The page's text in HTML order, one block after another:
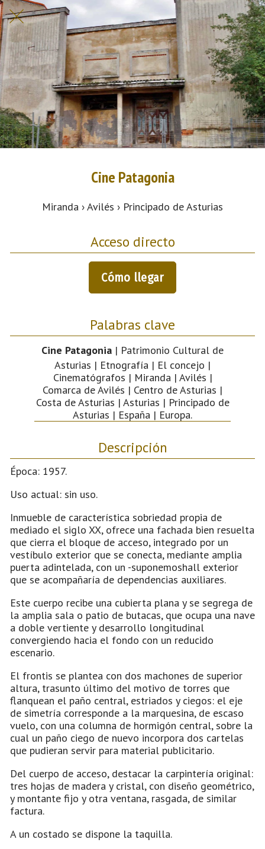
Cine Patagonia
Miranda › Avilés › Principado de Asturias
Acceso directo
Cómo llegar
Palabras clave
Cine Patagonia | Patrimonio Cultural de
Asturias | Etnografía | El concejo |
Cinematógrafos | Miranda | Avilés |
Comarca de Avilés | Centro de Asturias |
Costa de Asturias | Asturias | Principado de
Asturias | España | Europa.
Descripción
Época: 1957.
Uso actual: sin uso.
Inmueble de característica sobriedad propia de
mediado el siglo XX, ofrece una fachada bien resuelta
que cierra el bloque de acceso, integrado por un
vestíbulo exterior que se conecta, mediante amplia
puerta adintelada, con un -suponemoshall exterior
que se acompañaría de dependencias auxiliares.
Este cuerpo recibe una cubierta plana y se segrega de
la amplia sala o patio de butacas, que ocupa una nave
a doble vertiente y desarrollo longitudinal
convergiendo hacia el fondo con un reducido
escenario.
El frontis se plantea con dos machones de superior
altura, trasunto último del motivo de torres que
flanquean el paño central, estriados y ciegos: el eje
de simetría corresponde a la marquesina, de escaso
vuelo, con una columna de hormigón central, sobre la
cual un paño ciego de nuevo incorpora dos cartelas
que pudieran servir para material publicitario.
Del cuerpo de acceso, destacar la carpintería original:
tres hojas de madera y cristal, con diseño geométrico,
y montante fijo y otra ventana, rasgada, de similar
factura.
A un costado se dispone la taquilla.